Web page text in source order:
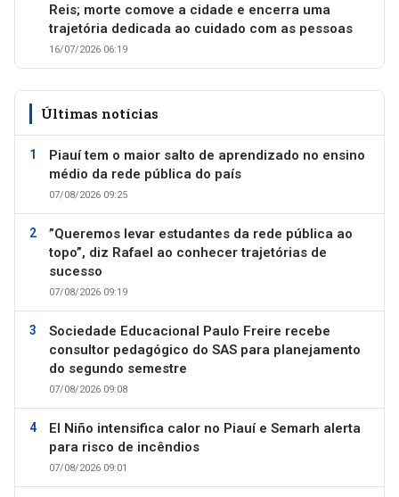
Reis; morte comove a cidade e encerra uma
trajetória dedicada ao cuidado com as pessoas
16/07/2026 06:19
Últimas notícias
Piauí tem o maior salto de aprendizado no ensino
médio da rede pública do país
07/08/2026 09:25
”Queremos levar estudantes da rede pública ao
topo”, diz Rafael ao conhecer trajetórias de
sucesso
07/08/2026 09:19
Sociedade Educacional Paulo Freire recebe
consultor pedagógico do SAS para planejamento
do segundo semestre
07/08/2026 09:08
El Niño intensifica calor no Piauí e Semarh alerta
para risco de incêndios
07/08/2026 09:01